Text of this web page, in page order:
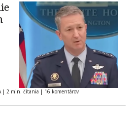
| 2 min. čítania | 16 komentárov